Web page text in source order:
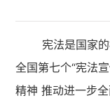
宪法是国家
全国第七个“宪法
精神 推动进一步